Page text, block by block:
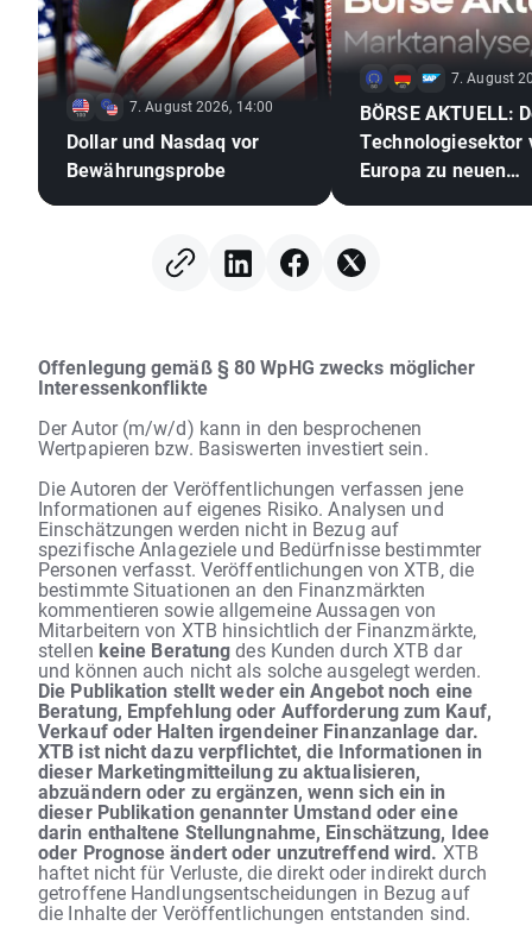
7. August 2026, 14:00
Dollar und Nasdaq vor
Bewährungsprobe
7. August
BÖRSE AKTUELL:
Technologiesektor
Europa zu neuen
Aufwärtstrend
stagnierenden US-
Offenlegung gemäß § 80 WpHG zwecks möglicher
Interessenkonflikte
Der Autor (m/w/d) kann in den besprochenen
Wertpapieren bzw. Basiswerten investiert sein.
Die Autoren der Veröffentlichungen verfassen jene
Informationen auf eigenes Risiko. Analysen und
Einschätzungen werden nicht in Bezug auf
spezifische Anlageziele und Bedürfnisse bestimmter
Personen verfasst. Veröffentlichungen von XTB, die
bestimmte Situationen an den Finanzmärkten
kommentieren sowie allgemeine Aussagen von
Mitarbeitern von XTB hinsichtlich der Finanzmärkte,
stellen keine Beratungdes Kunden durch XTB dar
und können auch nicht als solche ausgelegt werden.
Die Publikation stellt weder ein Angebot noch eine
Beratung, Empfehlung oder Aufforderung zum Kauf,
Verkauf oder Halten irgendeiner Finanzanlage dar.
XTB ist nicht dazu verpflichtet, die Informationen in
dieser Marketingmitteilung zu aktualisieren,
abzuändern oder zu ergänzen, wenn sich ein in
dieser Publikation genannter Umstand oder eine
darin enthaltene Stellungnahme, Einschätzung, Idee
oder Prognose ändert oder unzutreffend wird.XTB
haftet nicht für Verluste, die direkt oder indirekt durch
getroffene Handlungsentscheidungen in Bezug auf
die Inhalte der Veröffentlichungen entstanden sind.